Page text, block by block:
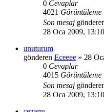
0 Cevaplar
4021 Görüntüleme
Son mesaj
28 Oca 2009, 13:10
unuturum
gönderen Eceeee » 28
0 Cevaplar
4015 Görüntüleme
Son mesaj
28 Oca 2009, 13:10